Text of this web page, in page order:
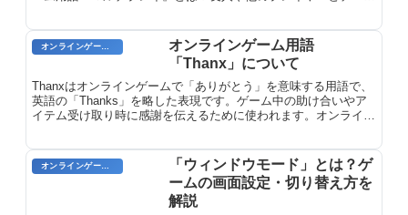
オンラインゲーム用語
オンラインゲーム用語
「Thanx」について
Thanxはオンラインゲームで「ありがとう」を意味する用語で、
英語の「Thanks」を略した表現です。ゲーム中の助け合いやア
イテム受け取り時に感謝を伝えるために使われます。オンライン
「ウィンドウモード」とは？ゲ
ームの画面設定・切り替え方を
解説